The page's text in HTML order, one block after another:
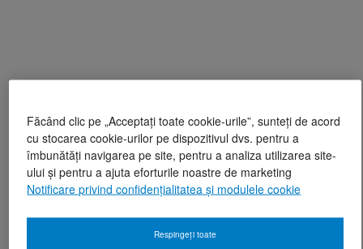
Făcând clic pe „Acceptați toate cookie-urile”, sunteți de acord
cu stocarea cookie-urilor pe dispozitivul dvs. pentru a
îmbunătăți navigarea pe site, pentru a analiza utilizarea site-
ului și pentru a ajuta eforturile noastre de marketing
Notificare privind confidențialitatea și modulele cookie
Respingeți toate